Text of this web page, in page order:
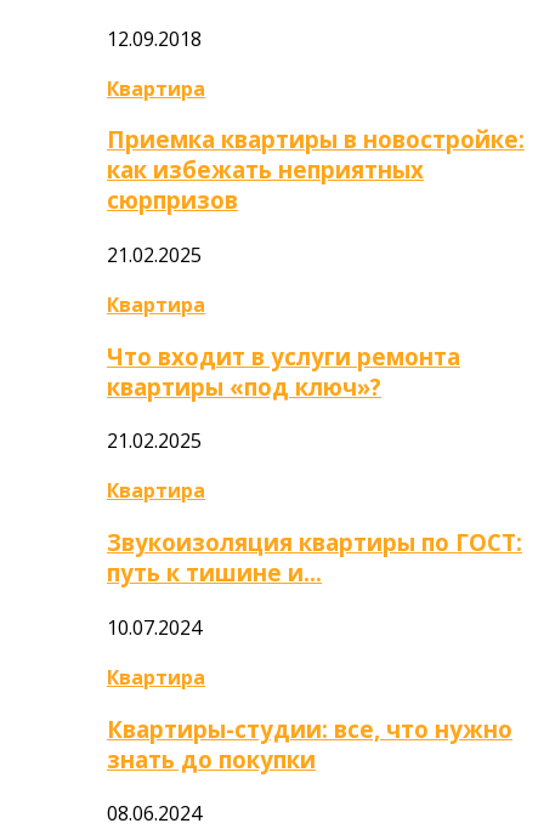
12.09.2018
Квартира
Приемка квартиры в новостройке:
как избежать неприятных
сюрпризов
21.02.2025
Квартира
Что входит в услуги ремонта
квартиры «под ключ»?
21.02.2025
Квартира
Звукоизоляция квартиры по ГОСТ:
путь к тишине и…
10.07.2024
Квартира
Квартиры-студии: все, что нужно
знать до покупки
08.06.2024